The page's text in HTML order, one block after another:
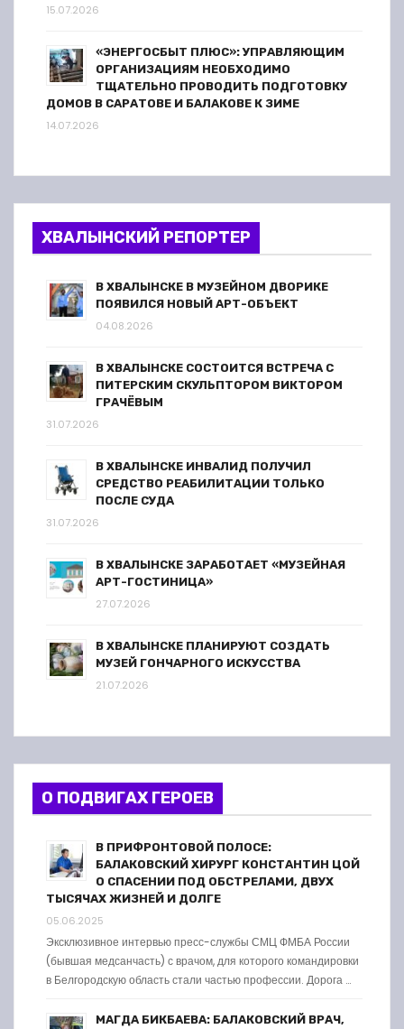
15.07.2026
«ЭНЕРГОСБЫТ ПЛЮС»: УПРАВЛЯЮЩИМ
ОРГАНИЗАЦИЯМ НЕОБХОДИМО
ТЩАТЕЛЬНО ПРОВОДИТЬ ПОДГОТОВКУ
ДОМОВ В САРАТОВЕ И БАЛАКОВЕ К ЗИМЕ
14.07.2026
ХВАЛЫНСКИЙ РЕПОРТЕР
В ХВАЛЫНСКЕ В МУЗЕЙНОМ ДВОРИКЕ
ПОЯВИЛСЯ НОВЫЙ АРТ-ОБЪЕКТ
04.08.2026
В ХВАЛЫНСКЕ СОСТОИТСЯ ВСТРЕЧА С
ПИТЕРСКИМ СКУЛЬПТОРОМ ВИКТОРОМ
ГРАЧЁВЫМ
31.07.2026
В ХВАЛЫНСКЕ ИНВАЛИД ПОЛУЧИЛ
СРЕДСТВО РЕАБИЛИТАЦИИ ТОЛЬКО
ПОСЛЕ СУДА
31.07.2026
В ХВАЛЫНСКЕ ЗАРАБОТАЕТ «МУЗЕЙНАЯ
АРТ-ГОСТИНИЦА»
27.07.2026
В ХВАЛЫНСКЕ ПЛАНИРУЮТ СОЗДАТЬ
МУЗЕЙ ГОНЧАРНОГО ИСКУССТВА
21.07.2026
О ПОДВИГАХ ГЕРОЕВ
В ПРИФРОНТОВОЙ ПОЛОСЕ:
БАЛАКОВСКИЙ ХИРУРГ КОНСТАНТИН ЦОЙ
О СПАСЕНИИ ПОД ОБСТРЕЛАМИ, ДВУХ
ТЫСЯЧАХ ЖИЗНЕЙ И ДОЛГЕ
05.06.2025
Эксклюзивное интервью пресс-службы СМЦ ФМБА России
(бывшая медсанчасть) с врачом, для которого командировки
в Белгородскую область стали частью профессии. Дорога …
МАГДА БИКБАЕВА: БАЛАКОВСКИЙ ВРАЧ,